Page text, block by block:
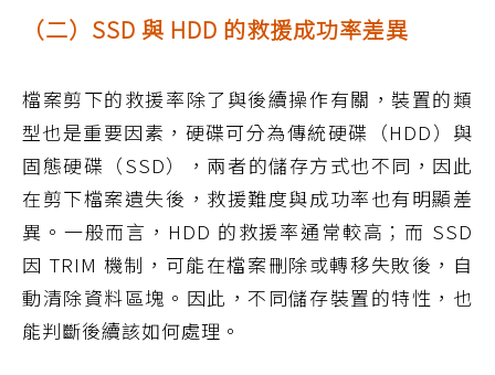
（二）SSD 與 HDD 的救援成功率差異
檔案剪下的救援率除了與後續操作有關，裝置的類
型也是重要因素，硬碟可分為傳統硬碟（HDD）與
固態硬碟（SSD），兩者的儲存方式也不同，因此
在剪下檔案遺失後，救援難度與成功率也有明顯差
異。一般而言，HDD 的救援率通常較高；而 SSD
因 TRIM 機制，可能在檔案刪除或轉移失敗後，自
動清除資料區塊。因此，不同儲存裝置的特性，也
能判斷後續該如何處理。